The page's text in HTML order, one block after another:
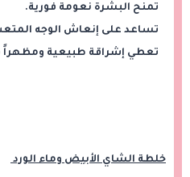
تمنح البشرة نعومة فورية.
تساعد على إنعاش الوجه
تعطي إشراقة طبيعية ومظهراً
خلطة الشاي الأبيض وماء الورد